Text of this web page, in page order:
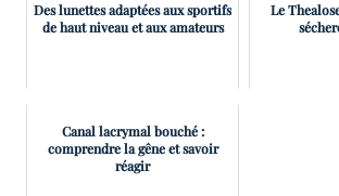
Des lunettes adaptées aux sportifs
de haut niveau et aux amateurs
Le
Canal lacrymal bouché :
comprendre la gêne et savoir
réagir